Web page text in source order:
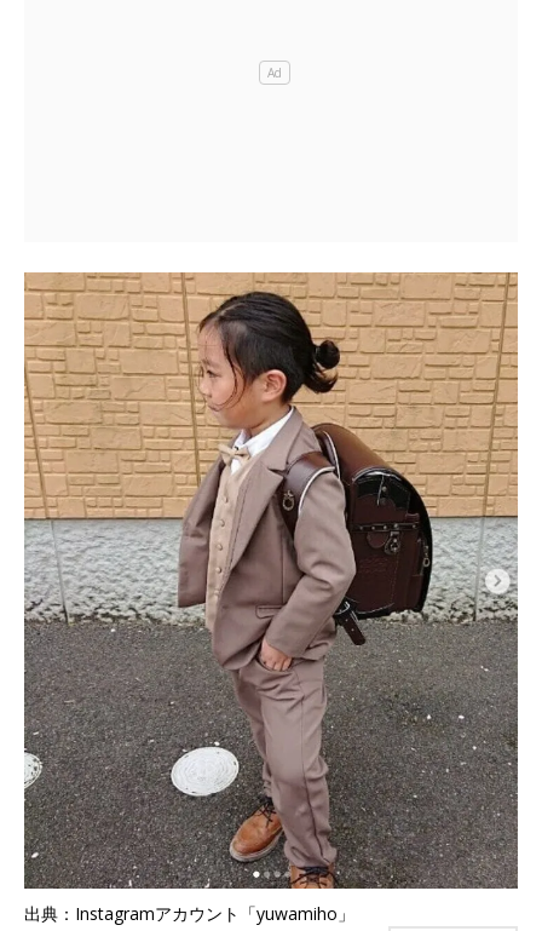
出典：Instagramアカウント「yuwamiho」